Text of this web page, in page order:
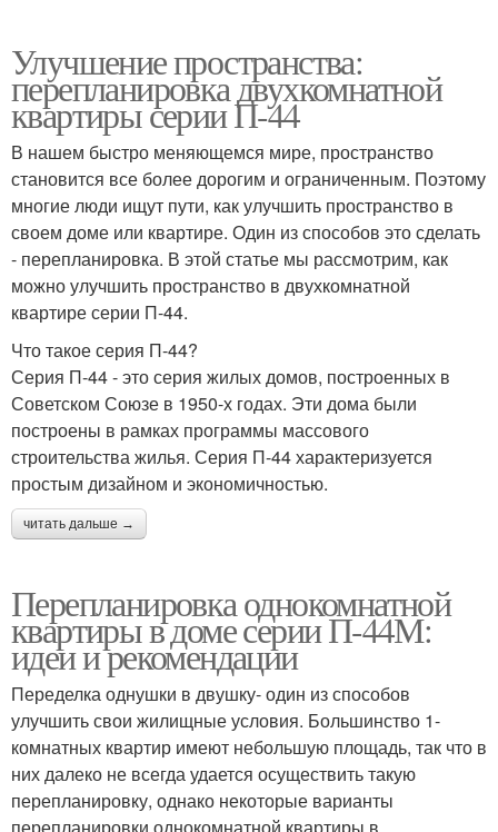
Улучшение пространства:
перепланировка двухкомнатной
квартиры серии П-44
В нашем быстро меняющемся мире, пространство
становится все более дорогим и ограниченным. Поэтому
многие люди ищут пути, как улучшить пространство в
своем доме или квартире. Один из способов это сделать
- перепланировка. В этой статье мы рассмотрим, как
можно улучшить пространство в двухкомнатной
квартире серии П-44.
Что такое серия П-44?
Серия П-44 - это серия жилых домов, построенных в
Советском Союзе в 1950-х годах. Эти дома были
построены в рамках программы массового
строительства жилья. Серия П-44 характеризуется
простым дизайном и экономичностью.
читать дальше →
Перепланировка однокомнатной
квартиры в доме серии П-44М:
идеи и рекомендации
Переделка однушки в двушку- один из способов
улучшить свои жилищные условия. Большинство 1-
комнатных квартир имеют небольшую площадь, так что в
них далеко не всегда удается осуществить такую
перепланировку, однако некоторые варианты